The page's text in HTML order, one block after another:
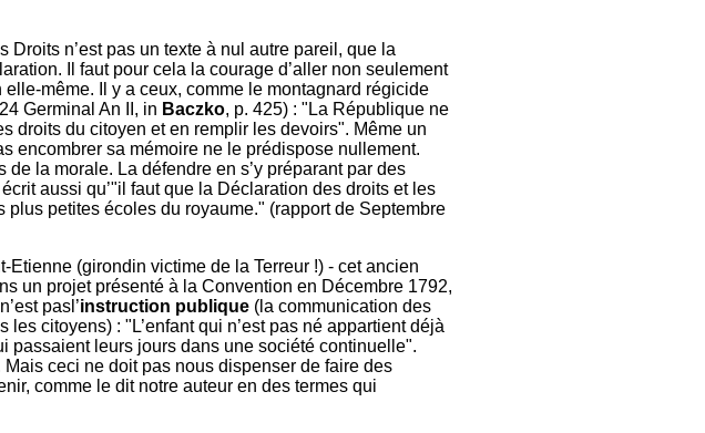
n’est pas un texte à nul autre pareil, que la
Il faut pour cela la courage d’aller non seulement
même. Il y a ceux, comme le montagnard régicide
Germinal An II, in Baczko, p. 425) : "La République ne
droits du citoyen et en remplir les devoirs". Même un
encombrer sa mémoire ne le prédispose nullement.
la morale. La défendre en s’y préparant par des
aussi qu’"il faut que la Déclaration des droits et les
plus petites écoles du royaume." (rapport de Septembre
Etienne (girondin victime de la Terreur !) - cet ancien
un projet présenté à la Convention en Décembre 1792,
pasl’instruction publique (la communication des
citoyens) : "L’enfant qui n’est pas né appartient déjà
passaient leurs jours dans une société continuelle".
ceci ne doit pas nous dispenser de faire des
comme le dit notre auteur en des termes qui